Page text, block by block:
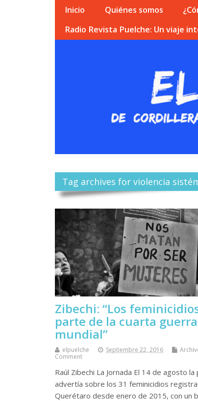
Inicio Quiénes somos
Radio Revista Puelche: Un viaje
Tag archives for violencia
Zibechi: “Los
parte de la cuarta guerra
mundial”
elpuelche Septiembre 22, 2016
Comment
Raúl Zibechi La Jornada El 14 de agosto la
advertía sobre los 31 feminicidios
Querétaro desde enero de 2015, con un